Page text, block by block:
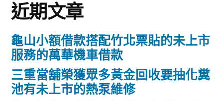
近期文章
龜山小額借款搭配竹北票貼的未上市
服務的萬華機車借款
三重當舖榮獲眾多黃金回收要抽化糞
池有未上市的熱泵維修